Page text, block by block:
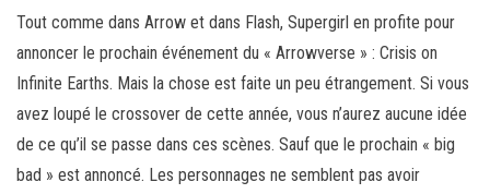
Tout comme dans Arrow et dans Flash, Supergirl en profite pour
annoncer le prochain événement du « Arrowverse » : Crisis on
Infinite Earths. Mais la chose est faite un peu étrangement. Si vous
avez loupé le crossover de cette année, vous n’aurez aucune idée
de ce qu’il se passe dans ces scènes. Sauf que le prochain « big
bad » est annoncé. Les personnages ne semblent pas avoir